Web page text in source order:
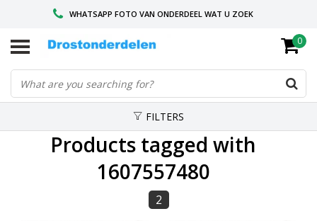
WHATSAPP FOTO VAN ONDERDEEL WAT U ZOEK
VOOR 16.00 BESTELD, VANDAAG VERZONDEN
GESPECIALISEERD PEUGEOT
0
FILTERS
Products tagged with
1607557480
2